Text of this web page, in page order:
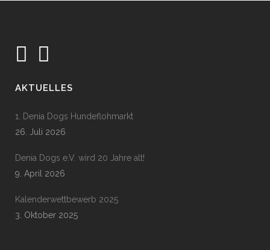
AKTUELLES
1. Denia Dogs Hundeflohmarkt
26. Juli 2026
Denia Dogs e.V. wird 20 Jahre alt!
9. April 2026
Kalenderwettbewerb 2025
3. Oktober 2025